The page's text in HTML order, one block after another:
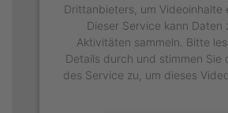
Drittanbieters, um Videoinhalte
Dieser Service kann Daten
Aktivitäten sammeln. Bitte
Details durch und stimmen Sie
des Service zu, um dieses